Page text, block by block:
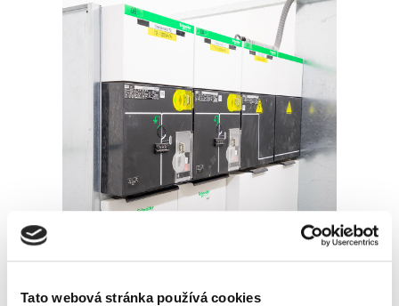
Tato webová stránka používá cookies
MONTÁŽ